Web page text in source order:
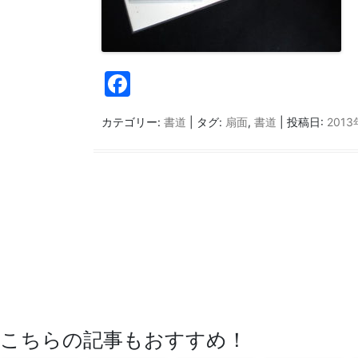
a
c
カテゴリー: 書道 | タグ: 扇面, 書道 | 投稿日: 2013
こちらの記事もおすすめ！